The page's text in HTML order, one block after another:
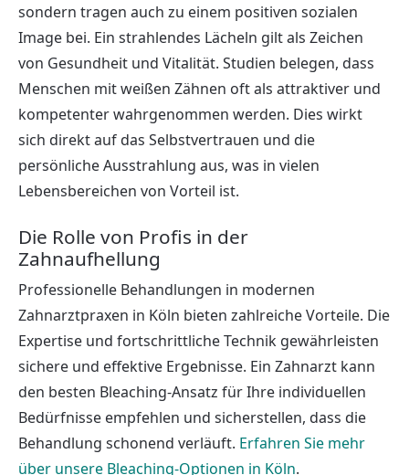
sondern tragen auch zu einem positiven sozialen
Image bei. Ein strahlendes Lächeln gilt als Zeichen
von Gesundheit und Vitalität. Studien belegen, dass
Menschen mit weißen Zähnen oft als attraktiver und
kompetenter wahrgenommen werden. Dies wirkt
sich direkt auf das Selbstvertrauen und die
persönliche Ausstrahlung aus, was in vielen
Lebensbereichen von Vorteil ist.
Die Rolle von Profis in der
Zahnaufhellung
Professionelle Behandlungen in modernen
Zahnarztpraxen in Köln bieten zahlreiche Vorteile. Die
Expertise und fortschrittliche Technik gewährleisten
sichere und effektive Ergebnisse. Ein Zahnarzt kann
den besten Bleaching-Ansatz für Ihre individuellen
Bedürfnisse empfehlen und sicherstellen, dass die
Behandlung schonend verläuft. Erfahren Sie mehr
über unsere Bleaching-Optionen in Köln.